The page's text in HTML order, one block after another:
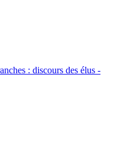
: discours des élus -